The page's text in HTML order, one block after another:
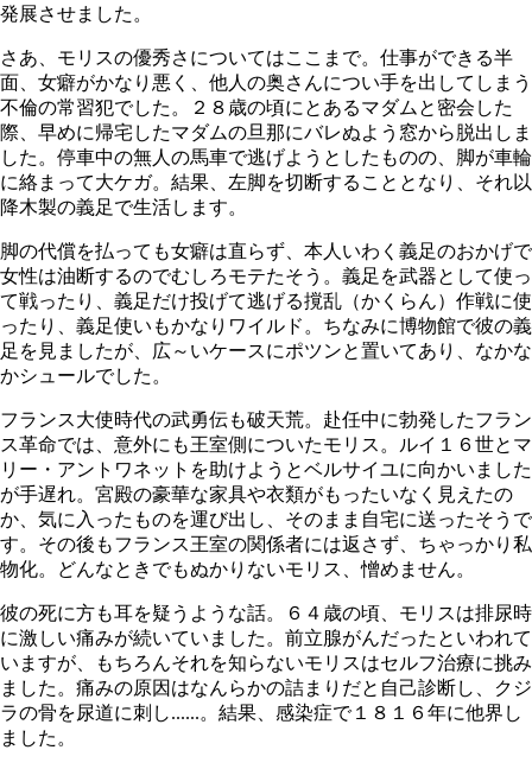
発展させました。
さあ、モリスの優秀さについてはここまで。仕事ができる半
面、女癖がかなり悪く、他人の奥さんについ手を出してしまう
不倫の常習犯でした。２８歳の頃にとあるマダムと密会した
際、早めに帰宅したマダムの旦那にバレぬよう窓から脱出しま
した。停車中の無人の馬車で逃げようとしたものの、脚が車輪
に絡まって大ケガ。結果、左脚を切断することとなり、それ以
降木製の義足で生活します。
脚の代償を払っても女癖は直らず、本人いわく義足のおかげで
女性は油断するのでむしろモテたそう。義足を武器として使っ
て戦ったり、義足だけ投げて逃げる撹乱（かくらん）作戦に使
ったり、義足使いもかなりワイルド。ちなみに博物館で彼の義
足を見ましたが、広～いケースにポツンと置いてあり、なかな
かシュールでした。
フランス大使時代の武勇伝も破天荒。赴任中に勃発したフラン
ス革命では、意外にも王室側についたモリス。ルイ１６世とマ
リー・アントワネットを助けようとベルサイユに向かいました
が手遅れ。宮殿の豪華な家具や衣類がもったいなく見えたの
か、気に入ったものを運び出し、そのまま自宅に送ったそうで
す。その後もフランス王室の関係者には返さず、ちゃっかり私
物化。どんなときでもぬかりないモリス、憎めません。
彼の死に方も耳を疑うような話。６４歳の頃、モリスは排尿時
に激しい痛みが続いていました。前立腺がんだったといわれて
いますが、もちろんそれを知らないモリスはセルフ治療に挑み
ました。痛みの原因はなんらかの詰まりだと自己診断し、クジ
ラの骨を尿道に刺し......。結果、感染症で１８１６年に他界し
ました。